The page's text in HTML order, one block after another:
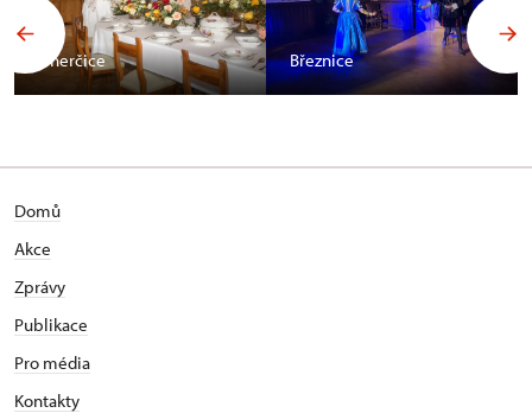
Uherčice Březnice
Domů
Akce
Zprávy
Publikace
Pro média
Kontakty